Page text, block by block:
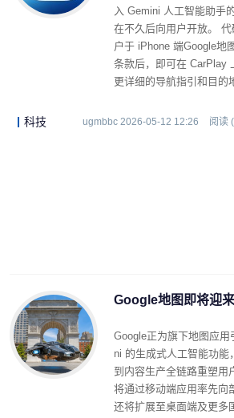
入 Gemini 人工智能助手
在不久后向用户开放。
户于 iPhone 端Google地
条款后，即可在 CarPlay
更详细的导航指引和目的
科技 ugmbbc 2026-05-12 12:26 阅读
Google地图即将迎
Google正为旗下地图应
ni 的生成式人工智能功能
到内容生产全链路重塑用
将通过移动端应用率先向
还将扩展至桌面端及更多